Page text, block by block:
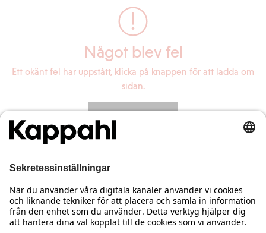
Något blev fel
Ett okänt fel har uppstått, klicka på knappen för att ladda om
sidan.